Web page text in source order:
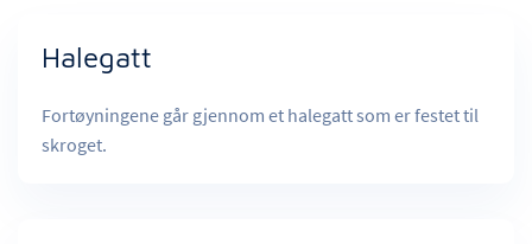
Halegatt
Fortøyningene går gjennom et halegatt som er festet til
skroget.